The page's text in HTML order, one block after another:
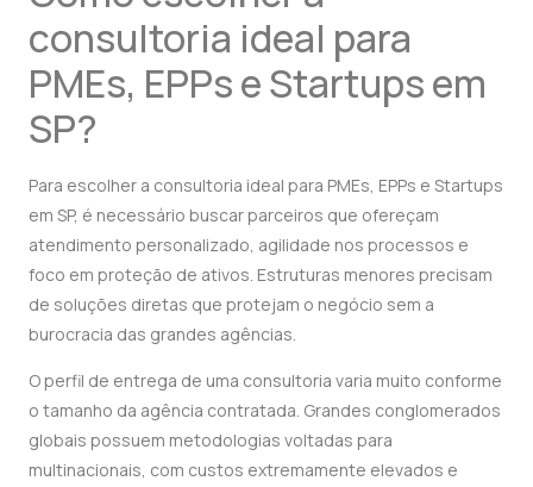
consultoria ideal para
PMEs, EPPs e Startups em
SP?
Para escolher a consultoria ideal para PMEs, EPPs e Startups
em SP, é necessário buscar parceiros que ofereçam
atendimento personalizado, agilidade nos processos e
foco em proteção de ativos. Estruturas menores precisam
de soluções diretas que protejam o negócio sem a
burocracia das grandes agências.
O perfil de entrega de uma consultoria varia muito conforme
o tamanho da agência contratada. Grandes conglomerados
globais possuem metodologias voltadas para
multinacionais, com custos extremamente elevados e